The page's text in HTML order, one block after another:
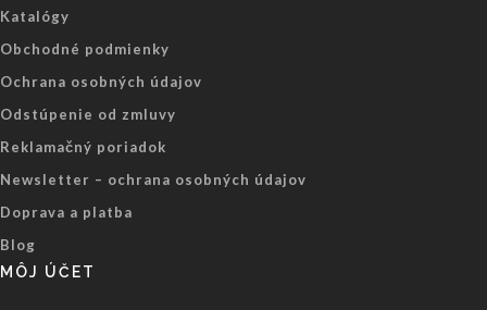
Katalógy
Obchodné podmienky
Ochrana osobných údajov
Odstúpenie od zmluvy
Reklamačný poriadok
Newsletter – ochrana osobných údajov
Doprava a platba
Blog
MÔJ ÚČET